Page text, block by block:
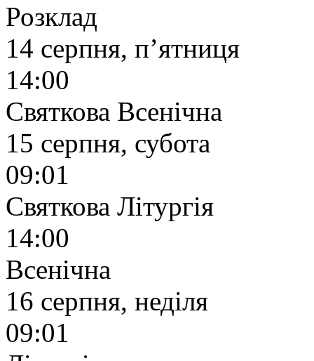
Розклад
14 серпня, п’ятниця
14:00
Святкова Всенічна
15 серпня, субота
09:01
Святкова Літургія
14:00
Всенічна
16 серпня, неділя
09:01